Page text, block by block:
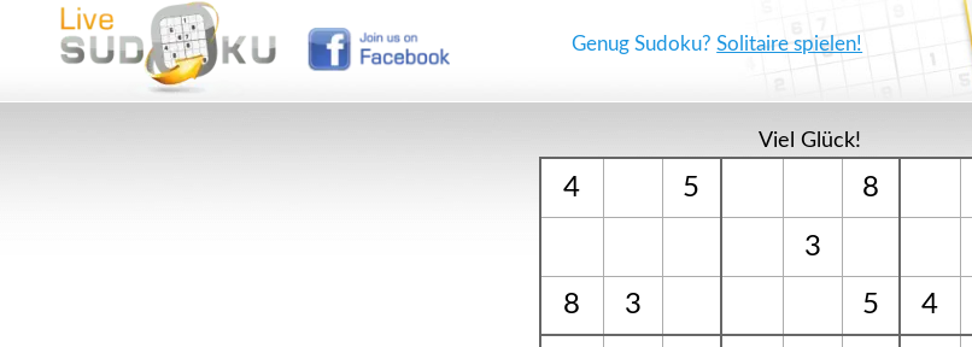
Genug Sudoku?Solitaire spielen!
Viel Glück!
4 5 8
3
8
3 5 4